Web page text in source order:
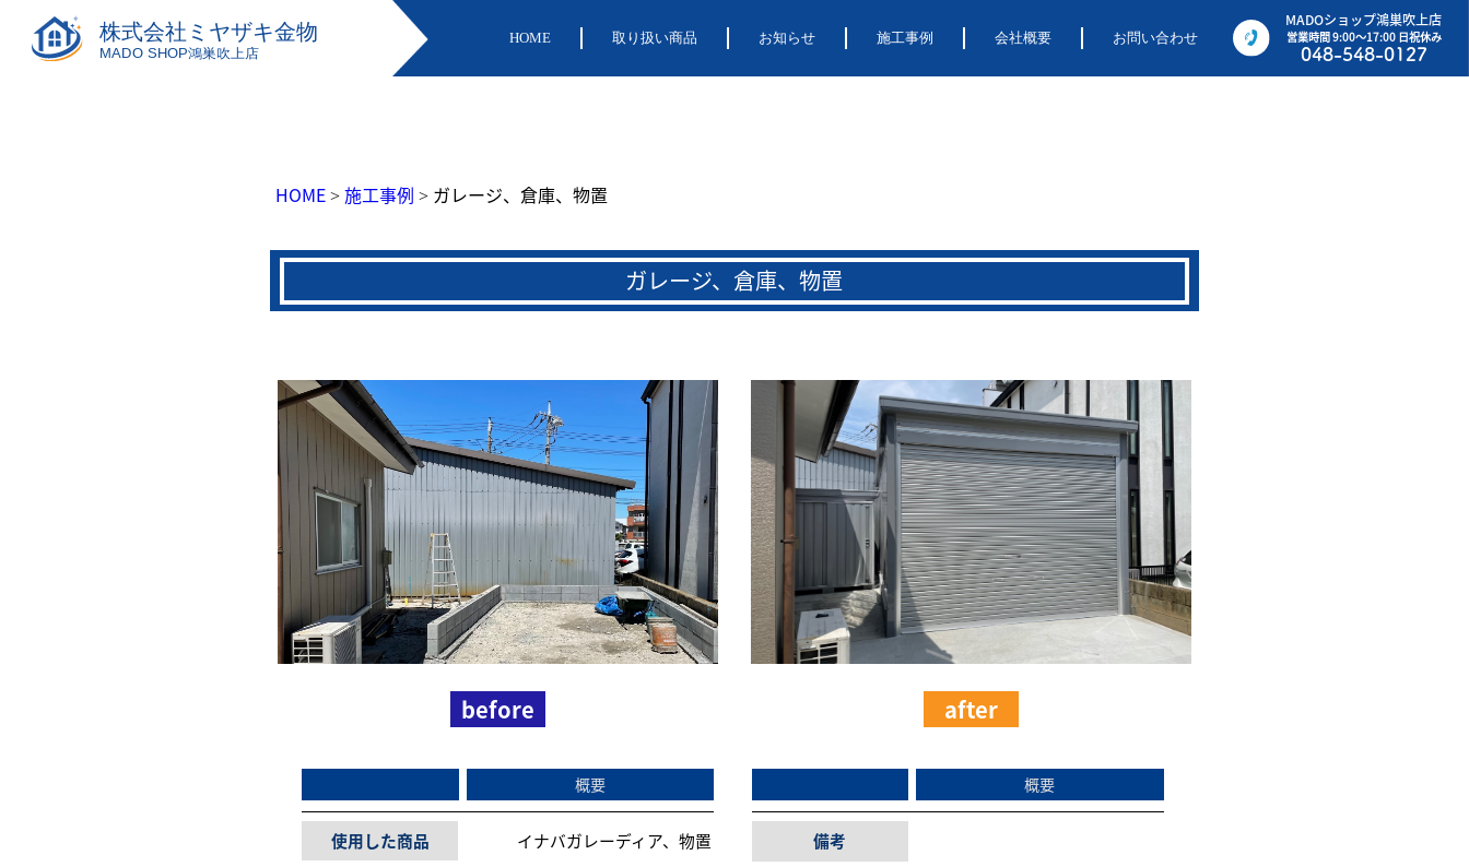
HOME 取り扱い商品 お知らせ 施工事例 会社概要 お問い合わせ
MADOショップ鴻巣吹上店
営業時間 9:00〜17:00 日祝休み
048-548-0127
HOME > 施工事例 > ガレージ、倉庫、物置
ガレージ、倉庫、物置
before after
概要
使用した商品 イナバガレーディア、物置
概要
備考